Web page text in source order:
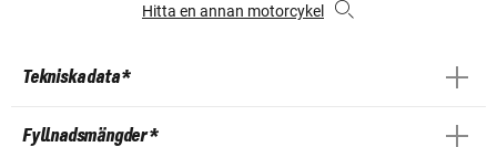
Hitta en annan motorcykel
Tekniska data *
Fyllnadsmängder *